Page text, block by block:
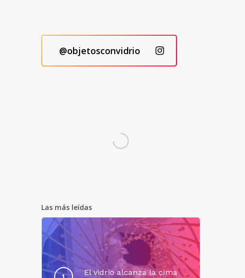
@objetosconvidrio
Las más leídas
El vidrio alcanza la cima